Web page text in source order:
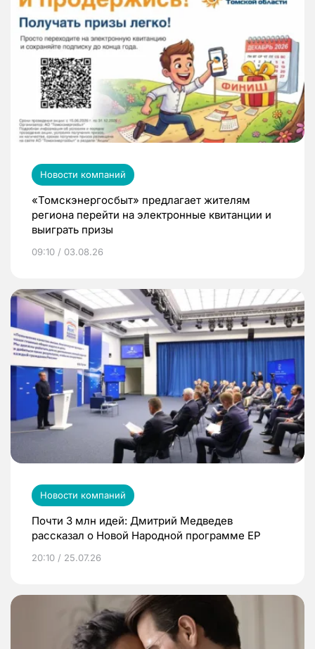
Новости компаний
«Томскэнергосбыт» предлагает жителям
региона перейти на электронные квитанции и
выиграть призы
09:10 / 03.08.26
Новости компаний
Почти 3 млн идей: Дмитрий Медведев
рассказал о Новой Народной программе ЕР
20:10 / 25.07.26